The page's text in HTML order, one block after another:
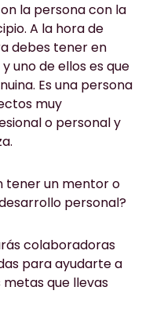
la persona con la
A la hora de
debes tener en
uno de ellos es que
Es una persona
muy
o personal y
tener un mentor o
personal?
colaboradoras
para ayudarte a
que llevas